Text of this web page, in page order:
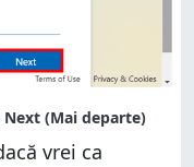
vrei ca